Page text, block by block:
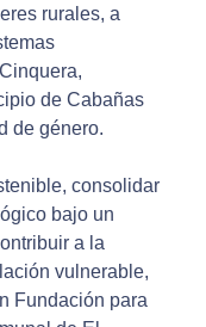
rurales, a
de Cabañas
de género.
consolidar
bajo un
a la
vulnerable,
Fundación para